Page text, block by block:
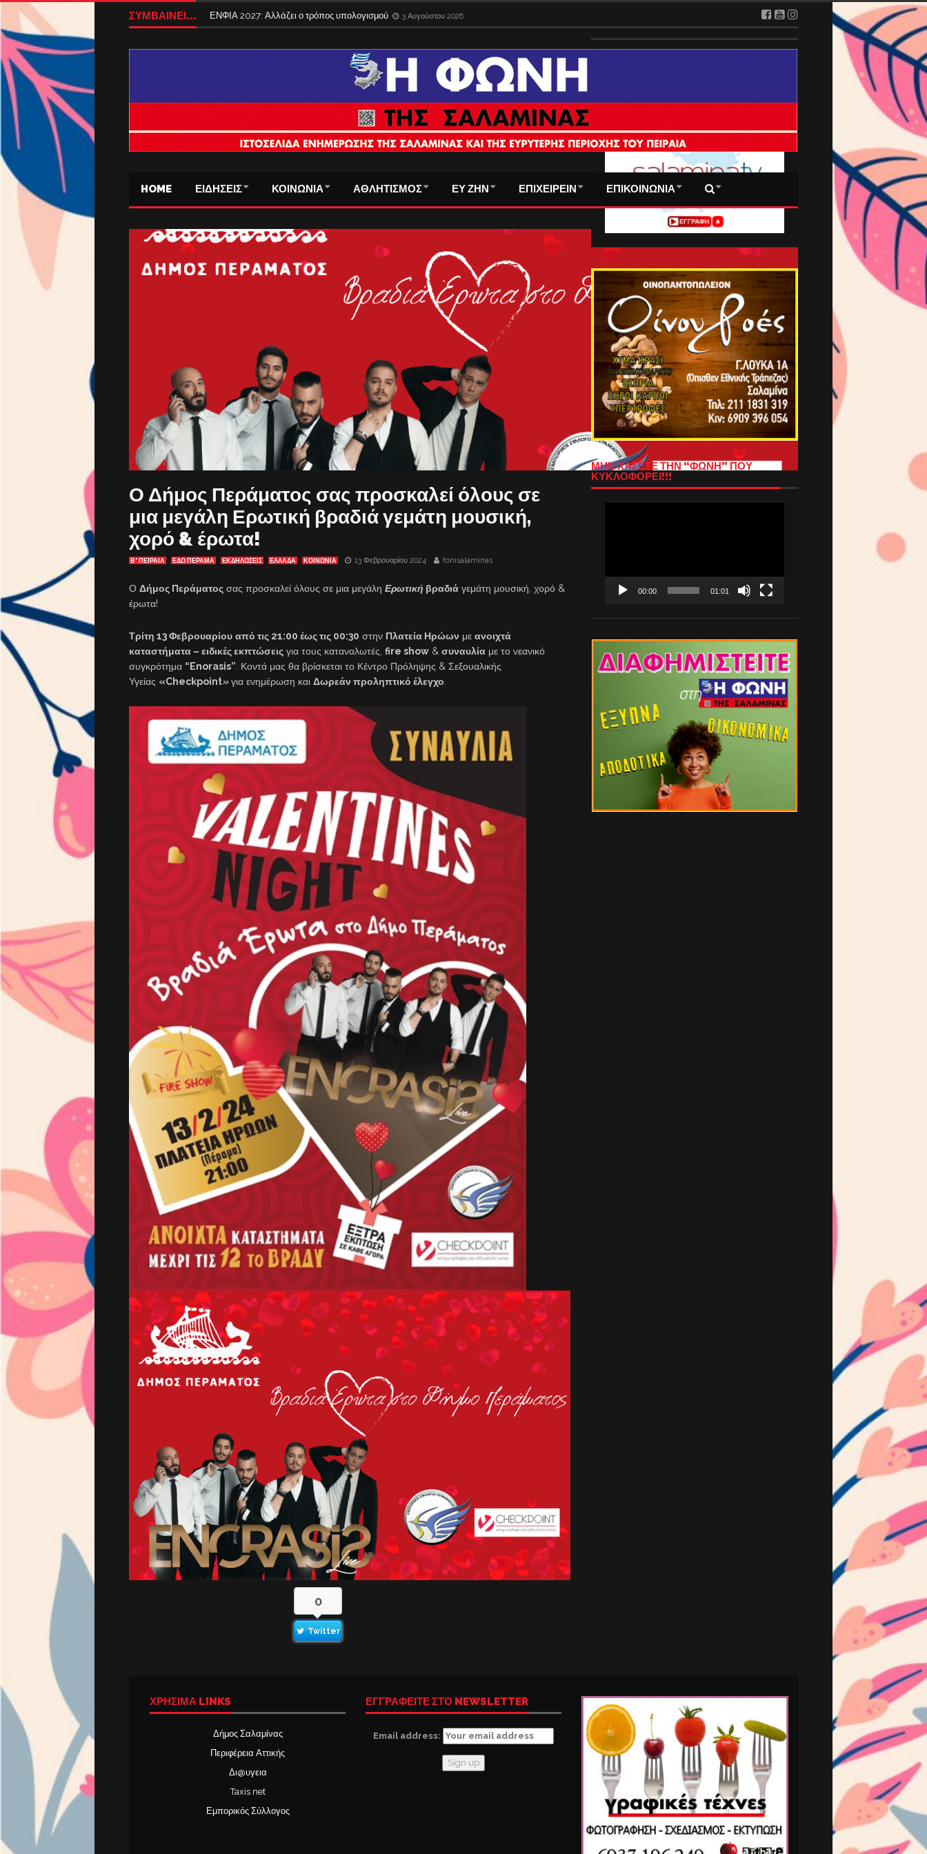
ΣΥΜΒΑΙΝΕΙ... ΕΝΦΙΑ 2027: Αλλάζει ο τρόπος υπολογισμού 3 Αυγούστου 2026
HOME ΕΙΔΗΣΕΙΣ ΚΟΙΝΩΝΙΑ ΑΘΛΗΤΙΣΜΟΣ ΕΥ ΖΗΝ ΕΠΙΧΕΙΡΕΙΝ ΕΠΙΚΟΙΝΩΝΙΑ
Ο Δήμος Περάματος σας προσκαλεί όλους σε
μια μεγάλη Ερωτική βραδιά γεμάτη μουσική,
χορό & έρωτα!
Β' ΠΕΙΡΑΙΑ ΕΔΩ ΠΕΡΑΜΑ ΕΚΔΗΛΏΣΕΙΣ ΕΛΛΑΔΑ ΚΟΙΝΩΝΙΑ 13 Φεβρουαρίου 2024 fonisalaminas
Ο Δήμος Περάματος σας προσκαλεί όλους σε μια μεγάλη Ερωτική βραδιά γεμάτη μουσική, χορό &
έρωτα!
Τρίτη 13 Φεβρουαρίου από τις 21:00 έως τις 00:30 στην Πλατεία Ηρώων με ανοιχτά
καταστήματα – ειδικές εκπτώσεις για τους καταναλωτές, fire show & συναυλία με το νεανικό
συγκρότημα “Enorasis” . Κοντά μας θα βρίσκεται το Κέντρο Πρόληψης & Σεξουαλικής
Υγείας «Checkpoint»για ενημέρωση και Δωρεάν προληπτικό έλεγχο
0
Twitter
ΜΗΝ ΧΑΣΕΤΕ ΤΗΝ “ΦΩΝΗ” ΠΟΥ
ΚΥΚΛΟΦΟΡΕΙ!!!
00:00 01:01
ΧΡΉΣΙΜΑ LINKS
Δήμος Σαλαμίνας
Περιφέρεια Αττικής
Δι@υγεια
Taxis net
Εμπορικός Σύλλογος
ΕΓΓΡΑΦΕΙΤΕ ΣΤΟ NEWSLETTER
Email address: